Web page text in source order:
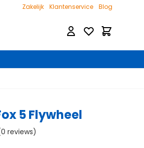
Zakelijk Klantenservice Blog
Verlanglijst
5 Flywheel
reviews)